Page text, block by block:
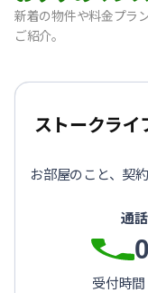
新着の物件や料金プラ
ご紹介。
【神戸市中央区・
【灘区・JR六甲道
【東灘区・摂津本
【東灘区・JR住吉
【東灘区・阪神御
【神戸・春日野道
【西宮北口】Sス
【西宮北口】Sス
【神戸・三宮】S
ストークライ
お部屋のこと、契
通
受付時